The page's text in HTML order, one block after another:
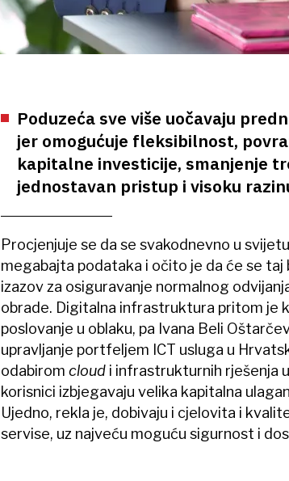
Poduzeća sve više uočavaju
jer omogućuje fleksibilnost,
kapitalne investicije, smanjenje
jednostavan pristup i visoku
Procjenjuje se da se svakodnevno u
megabajta podataka i očito je da će se
izazov za osiguravanje normalnog
obrade. Digitalna infrastruktura pritom je
poslovanje u oblaku, pa Ivana Beli
upravljanje portfeljem ICT usluga u
odabirom cloud i infrastrukturnih rješenja
korisnici izbjegavaju velika kapitalna
Ujedno, rekla je, dobivaju i cjelovita i
servise, uz najveću moguću sigurnost i